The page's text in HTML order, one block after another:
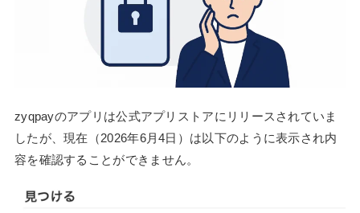
zyqpayのアプリは公式アプリストアにリリースされていま
したが、現在（2026年6月4日）は以下のように表示され内
容を確認することができません。